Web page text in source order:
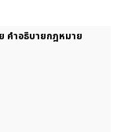
คำอธิบายกฎหมาย